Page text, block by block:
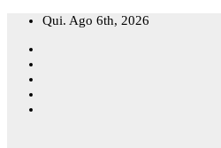
Skip
content
Qui. Ago 6th, 2026